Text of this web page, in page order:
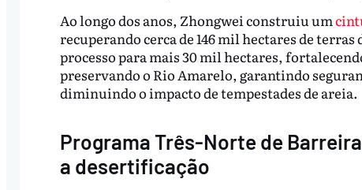
Ao longo dos anos, Zhongwei construiu um
recuperando cerca de 146 mil hectares de terras
processo para mais 30 mil hectares,
preservando o Rio Amarelo, garantindo
diminuindo o impacto de tempestades de areia.
Programa Três-Norte de
a desertificação